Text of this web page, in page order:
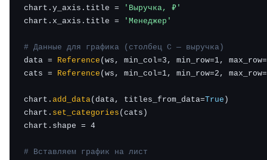
chart.y_axis.title =
'Выручка, ₽'
chart.x_axis.title =
'Менеджер'
# Данные для графика (столбец C — выручка)
data = Reference (ws, min_col=3, min_row=1,
cats = Reference (ws, min_col=1, min_row=2,
chart. add_data(data, titles_from_data=True )
chart. set_categories (cats)
chart.shape = 4
# Вставляем график на лист